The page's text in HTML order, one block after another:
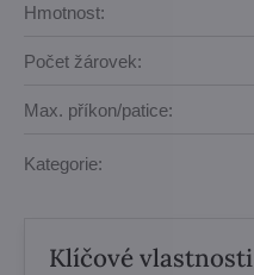
Hmotnost:
Počet žárovek:
Max. příkon/patice:
Kategorie:
Klíčové vlastnosti